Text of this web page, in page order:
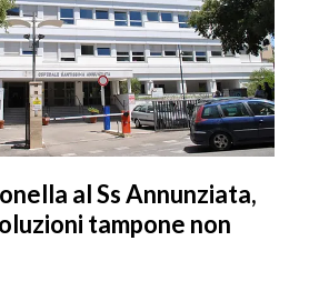
al Ss Annunziata,
tampone non